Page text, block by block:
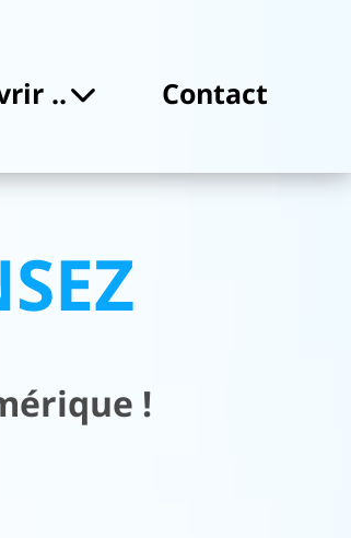
.. Contact
!